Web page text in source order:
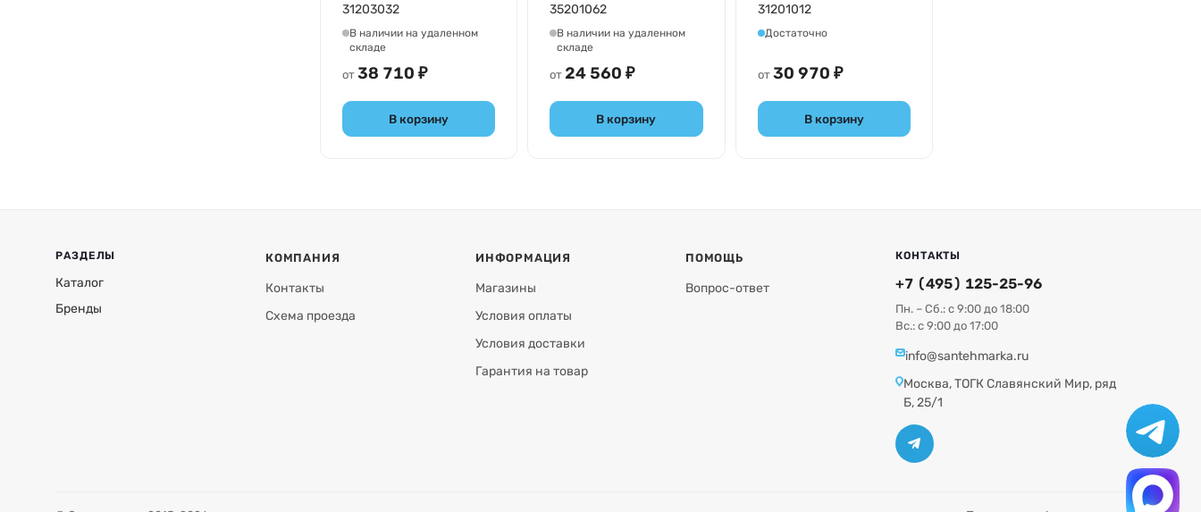
31203032
В наличии на удаленном
складе
от 38 710 ₽
В корзину
35201062
В наличии на удаленном
складе
от 24 560 ₽
В корзину
31201012
Достаточно
от 30 970 ₽
В корзину
РАЗДЕЛЫ
Каталог
Бренды
КОМПАНИЯ
Контакты
Схема проезда
ИНФОРМАЦИЯ
Магазины
Условия оплаты
Условия доставки
Гарантия на товар
ПОМОЩЬ
Вопрос-ответ
КОНТАКТЫ
+7 (495) 125-25-96
Пн. – Сб.: с 9:00 до 18:00
Вс.: с 9:00 до 17:00
info@santehmarka.ru
Москва, ТОГК Славянский Мир, ряд
Б, 25/1